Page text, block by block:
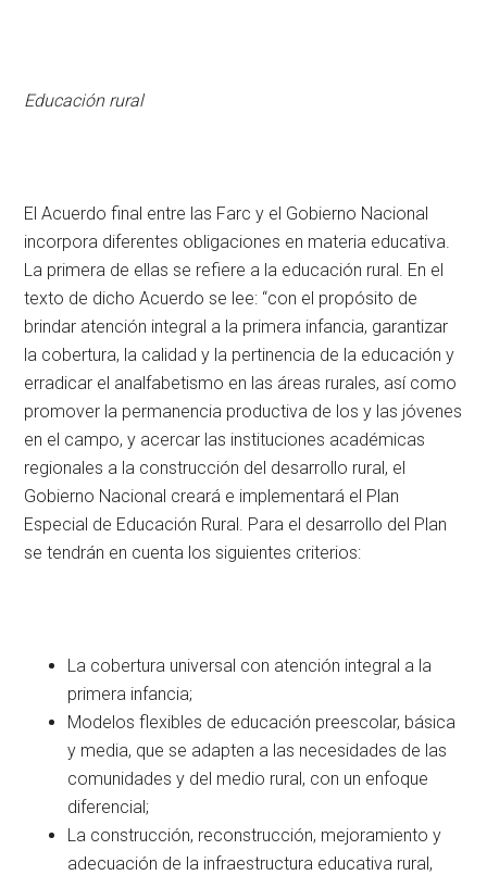
Educación rural
El Acuerdo final entre las Farc y el Gobierno Nacional
incorpora diferentes obligaciones en materia educativa.
La primera de ellas se refiere a la educación rural. En el
texto de dicho Acuerdo se lee: “con el propósito de
brindar atención integral a la primera infancia, garantizar
la cobertura, la calidad y la pertinencia de la educación y
erradicar el analfabetismo en las áreas rurales, así como
promover la permanencia productiva de los y las jóvenes
en el campo, y acercar las instituciones académicas
regionales a la construcción del desarrollo rural, el
Gobierno Nacional creará e implementará el Plan
Especial de Educación Rural. Para el desarrollo del Plan
se tendrán en cuenta los siguientes criterios:
La cobertura universal con atención integral a la
primera infancia;
Modelos flexibles de educación preescolar, básica
y media, que se adapten a las necesidades de las
comunidades y del medio rural, con un enfoque
diferencial;
La construcción, reconstrucción, mejoramiento y
adecuación de la infraestructura educativa rural,